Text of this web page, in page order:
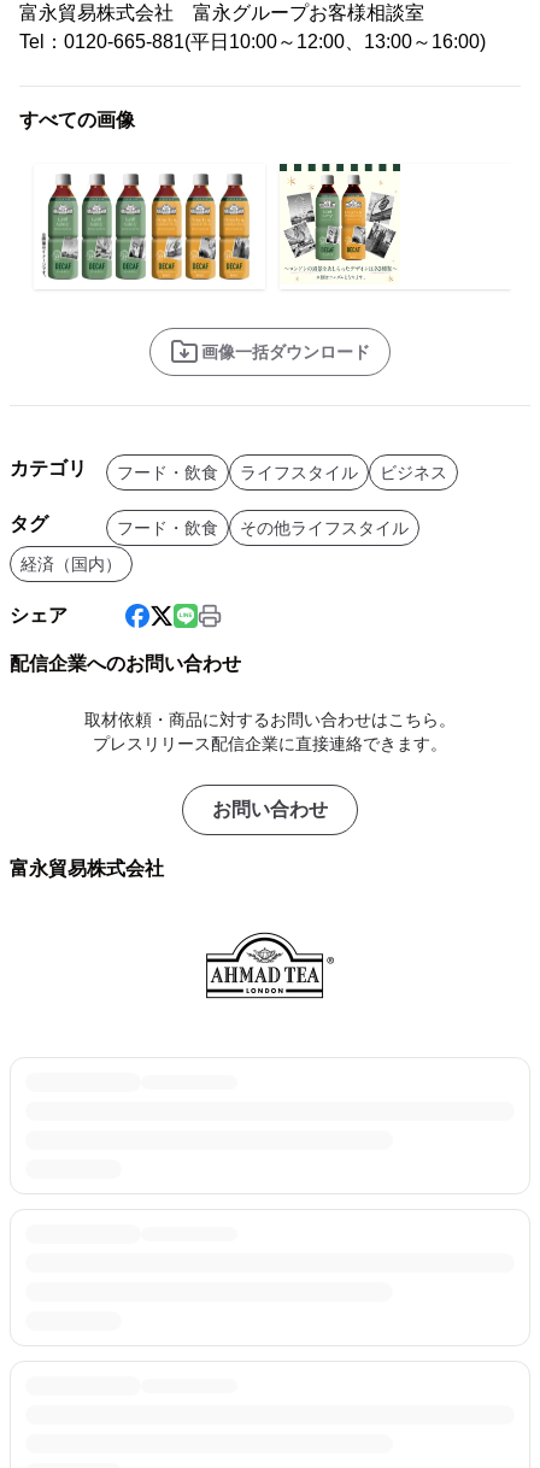
富永貿易株式会社 富永グループお客様相談室
Tel：0120-665-881(平日10:00～12:00、13:00～16:00)
すべての画像
画像一括ダウンロード
カテゴリ フード・飲食 ライフスタイル ビジネス
タグ フード・飲食
その他ライフスタイル
経済（国内）
シェア
配信企業へのお問い合わせ
取材依頼・商品に対するお問い合わせはこちら。
プレスリリース配信企業に直接連絡できます。
お問い合わせ
富永貿易株式会社